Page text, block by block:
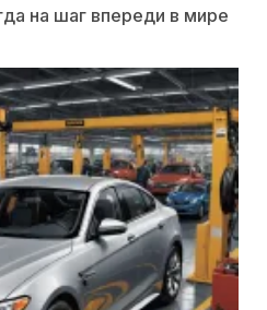
на шаг впереди в мире